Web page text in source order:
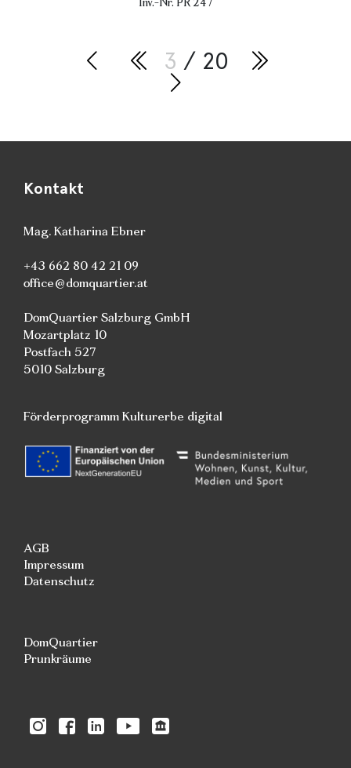
3 / 20
Kontakt
Mag. Katharina Ebner
+43 662 80 42 21 09
office@domquartier.at
DomQuartier Salzburg GmbH
Mozartplatz 10
Postfach 527
5010 Salzburg
Förderprogramm Kulturerbe digital
AGB
Impressum
Datenschutz
DomQuartier
Prunkräume